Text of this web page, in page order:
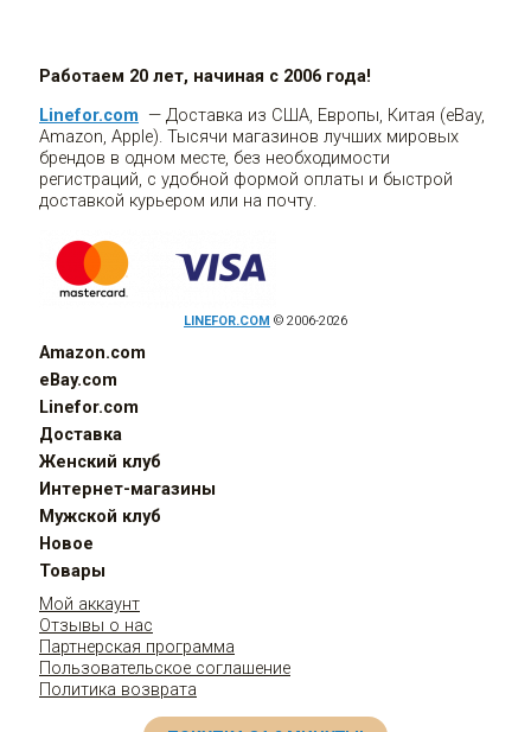
Работаем 20 лет, начиная с 2006 года!
Linefor.com — Доставка из США, Европы, Китая (eBay,
Amazon, Apple). Тысячи магазинов лучших мировых
брендов в одном месте, без необходимости
регистраций, с удобной формой оплаты и быстрой
доставкой курьером или на почту.
LINEFOR.COM © 2006-2026
Amazon.com
eBay.com
Linefor.com
Доставка
Женский клуб
Интернет-магазины
Мужской клуб
Новое
Товары
Мой аккаунт
Отзывы о нас
Партнерская программа
Пользовательское соглашение
Политика возврата